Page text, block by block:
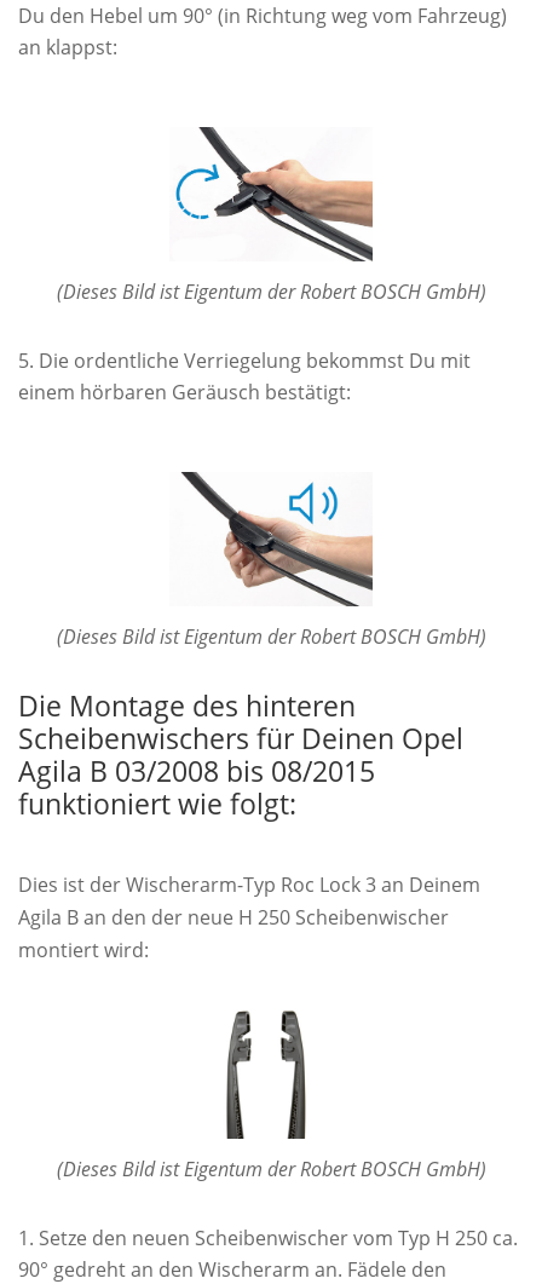
Du den Hebel um 90° (in Richtung weg vom Fahrzeug)
an klappst:
(Dieses Bild ist Eigentum der Robert BOSCH GmbH)
Die ordentliche Verriegelung bekommst Du mit
einem hörbaren Geräusch bestätigt:
(Dieses Bild ist Eigentum der Robert BOSCH GmbH)
Die Montage des hinteren
Scheibenwischers für Deinen Opel
Agila B 03/2008 bis 08/2015
funktioniert wie folgt:
Dies ist der Wischerarm-Typ Roc Lock 3 an Deinem
Agila B an den der neue H 250 Scheibenwischer
montiert wird:
(Dieses Bild ist Eigentum der Robert BOSCH GmbH)
Setze den neuen Scheibenwischer vom Typ H 250 ca.
90° gedreht an den Wischerarm an. Fädele den